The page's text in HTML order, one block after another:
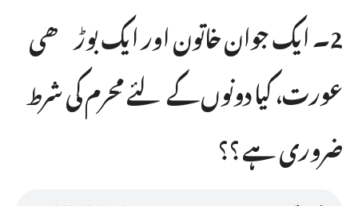
2۔ ایک جوان خاتون اور ایک بوڑھی
عورت، کیا دونوں کے لئے مِحرم کی شرط
ضروری ہے ؟؟